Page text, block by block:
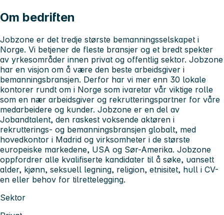
Om bedriften
Jobzone er det tredje største bemanningsselskapet i
Norge. Vi betjener de fleste bransjer og et bredt spekter
av yrkesområder innen privat og offentlig sektor. Jobzone
har en visjon om å være den beste arbeidsgiver i
bemanningsbransjen. Derfor har vi mer enn 30 lokale
kontorer rundt om i Norge som ivaretar vår viktige rolle
som en nær arbeidsgiver og rekrutteringspartner for våre
medarbeidere og kunder. Jobzone er en del av
Jobandtalent, den raskest voksende aktøren i
rekrutterings- og bemanningsbransjen globalt, med
hovedkontor i Madrid og virksomheter i de største
europeiske markedene, USA og Sør-Amerika. Jobzone
oppfordrer alle kvalifiserte kandidater til å søke, uansett
alder, kjønn, seksuell legning, religion, etnisitet, hull i CV-
en eller behov for tilrettelegging.
Sektor